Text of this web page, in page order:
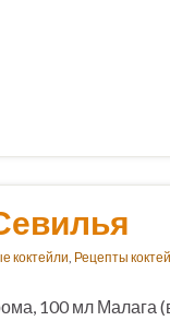
коктейли, Рецепты
100 мл Малага